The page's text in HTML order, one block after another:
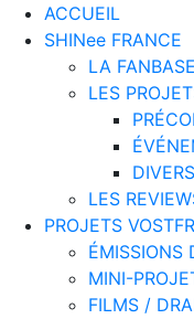
ACCUEIL
SHINee FRANCE
LA FANBASE
LES
DIVERS
LES
PROJETS VOSTFR
ÉMISSIONS
MINI-
FILMS /